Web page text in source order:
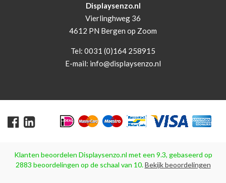
Displaysenzo.nl
Vierlinghweg 36
4612 PN Bergen op Zoom
Tel: 0031 (0)164 258915
E-mail: info@displaysenzo.nl
Klanten beoordelen Displaysenzo.nl met een 9.3, gebaseerd op
2883 beoordelingen op de schaal van 10.Bekijk beoordelingen